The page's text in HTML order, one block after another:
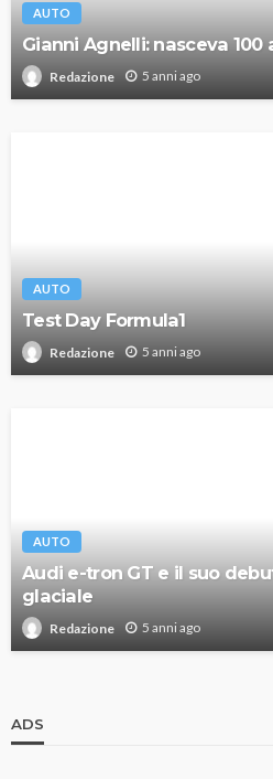
AUTO
Gianni Agnelli: nasceva 100
Redazione 5 anni ago
AUTO
Test Day Formula1
Redazione 5 anni ago
AUTO
Audi e-tron GT e il suo
glaciale
Redazione 5 anni ago
ADS